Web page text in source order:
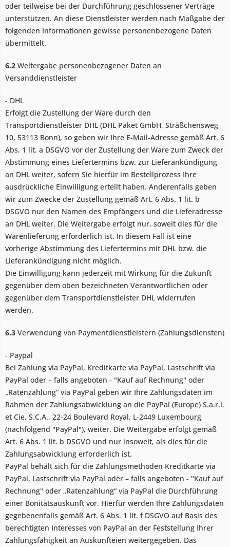
oder teilweise bei der Durchführung geschlossener Verträge
unterstützen. An diese Dienstleister werden nach Maßgabe der
folgenden Informationen gewisse personenbezogene Daten
übermittelt.
6.2 Weitergabe personenbezogener Daten an
Versanddienstleister
- DHL
Erfolgt die Zustellung der Ware durch den
Transportdienstleister DHL (DHL Paket GmbH, Sträßchensweg
10, 53113 Bonn), so geben wir Ihre E-Mail-Adresse gemäß Art. 6
Abs. 1 lit. a DSGVO vor der Zustellung der Ware zum Zweck der
Abstimmung eines Liefertermins bzw. zur Lieferankündigung
an DHL weiter, sofern Sie hierfür im Bestellprozess Ihre
ausdrückliche Einwilligung erteilt haben. Anderenfalls geben
wir zum Zwecke der Zustellung gemäß Art. 6 Abs. 1 lit. b
DSGVO nur den Namen des Empfängers und die Lieferadresse
an DHL weiter. Die Weitergabe erfolgt nur, soweit dies für die
Warenlieferung erforderlich ist. In diesem Fall ist eine
vorherige Abstimmung des Liefertermins mit DHL bzw. die
Lieferankündigung nicht möglich.
Die Einwilligung kann jederzeit mit Wirkung für die Zukunft
gegenüber dem oben bezeichneten Verantwortlichen oder
gegenüber dem Transportdienstleister DHL widerrufen
werden.
6.3 Verwendung von Paymentdienstleistern (Zahlungsdiensten)
- Paypal
Bei Zahlung via PayPal, Kreditkarte via PayPal, Lastschrift via
PayPal oder – falls angeboten - "Kauf auf Rechnung" oder
„Ratenzahlung“ via PayPal geben wir Ihre Zahlungsdaten im
Rahmen der Zahlungsabwicklung an die PayPal (Europe) S.a.r.l.
et Cie, S.C.A., 22-24 Boulevard Royal, L-2449 Luxembourg
(nachfolgend "PayPal"), weiter. Die Weitergabe erfolgt gemäß
Art. 6 Abs. 1 lit. b DSGVO und nur insoweit, als dies für die
Zahlungsabwicklung erforderlich ist.
PayPal behält sich für die Zahlungsmethoden Kreditkarte via
PayPal, Lastschrift via PayPal oder – falls angeboten - "Kauf auf
Rechnung" oder „Ratenzahlung“ via PayPal die Durchführung
einer Bonitätsauskunft vor. Hierfür werden Ihre Zahlungsdaten
gegebenenfalls gemäß Art. 6 Abs. 1 lit. f DSGVO auf Basis des
berechtigten Interesses von PayPal an der Feststellung Ihrer
Zahlungsfähigkeit an Auskunfteien weitergegeben. Das